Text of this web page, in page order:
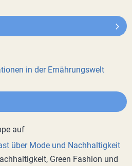
in der Ernährungswelt
über Mode und Nachhaltigkeit
Green Fashion und